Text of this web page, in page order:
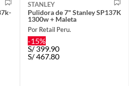
STANLEY
Pulidora de 7" Stanley SP137K
1300w + Maleta
Por Retail Peru.
-15%
S/ 399.90
S/467.80